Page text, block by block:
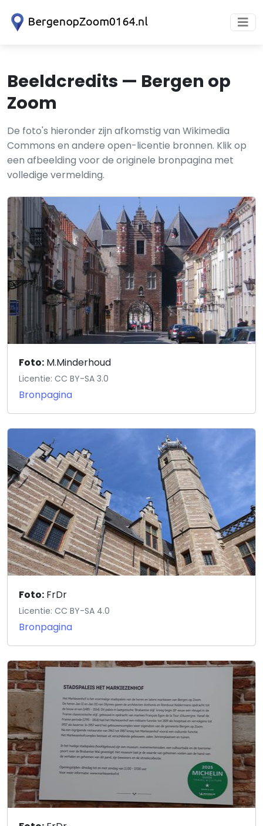
Beeldcredits — Bergen op
Zoom
De foto's hieronder zijn afkomstig van Wikimedia
Commons en andere open-licentie bronnen. Klik op
een afbeelding voor de originele bronpagina met
volledige vermelding.
Foto: M.Minderhoud
Licentie: CC BY-SA 3.0
Bronpagina
Foto: FrDr
Licentie: CC BY-SA 4.0
Bronpagina